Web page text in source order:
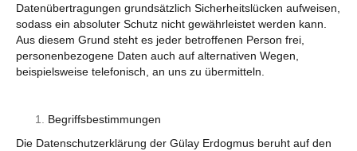
Datenübertragungen grundsätzlich Sicherheitslücken aufweisen,
sodass ein absoluter Schutz nicht gewährleistet werden kann.
Aus diesem Grund steht es jeder betroffenen Person frei,
personenbezogene Daten auch auf alternativen Wegen,
beispielsweise telefonisch, an uns zu übermitteln.
Begriffsbestimmungen
Die Datenschutzerklärung der Gülay Erdogmus beruht auf den